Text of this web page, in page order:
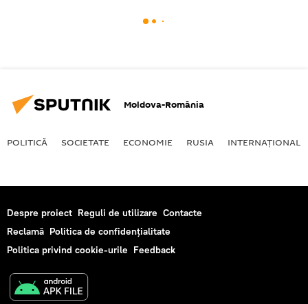
Moldova-România
POLITICĂ SOCIETATE ECONOMIE RUSIA INTERNAŢIONAL
Despre proiect Reguli de utilizare Contacte
Reclamă Politica de confidențialitate
Politica privind cookie-urile Feedback